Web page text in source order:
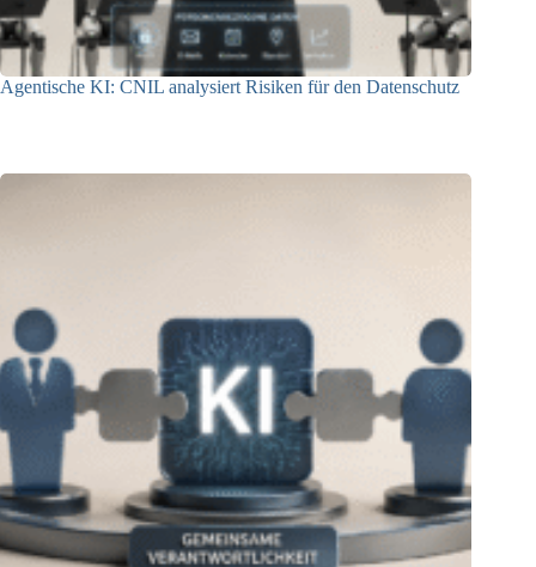
Agentische KI: CNIL analysiert Risiken für den Datenschutz